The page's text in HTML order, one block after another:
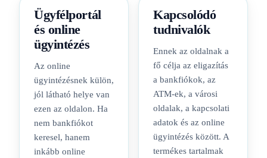
Ügyfélportál
és online
ügyintézés
Az online
ügyintézésnek külön,
jól látható helye van
ezen az oldalon. Ha
nem bankfiókot
keresel, hanem
inkább online
Kapcsolódó
tudnivalók
Ennek az oldalnak a
fő célja az eligazítás
a bankfiókok, az
ATM-ek, a városi
oldalak, a kapcsolati
adatok és az online
ügyintézés között. A
termékes tartalmak